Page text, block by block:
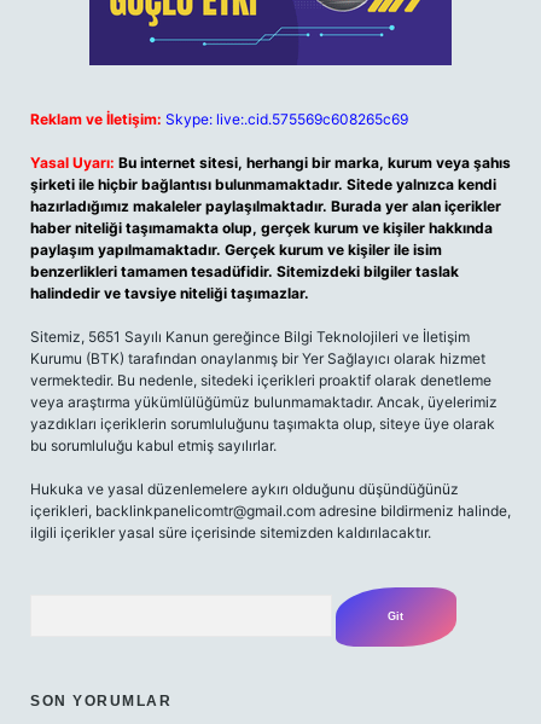
Reklam ve İletişim: Skype: live:.cid.575569c608265c69
Yasal Uyarı: Bu internet sitesi, herhangi bir marka, kurum veya şahıs
şirketi ile hiçbir bağlantısı bulunmamaktadır. Sitede yalnızca kendi
hazırladığımız makaleler paylaşılmaktadır. Burada yer alan içerikler
haber niteliği taşımamakta olup, gerçek kurum ve kişiler hakkında
paylaşım yapılmamaktadır. Gerçek kurum ve kişiler ile isim
benzerlikleri tamamen tesadüfidir. Sitemizdeki bilgiler taslak
halindedir ve tavsiye niteliği taşımazlar.
Sitemiz, 5651 Sayılı Kanun gereğince Bilgi Teknolojileri ve İletişim
Kurumu (BTK) tarafından onaylanmış bir Yer Sağlayıcı olarak hizmet
vermektedir. Bu nedenle, sitedeki içerikleri proaktif olarak denetleme
veya araştırma yükümlülüğümüz bulunmamaktadır. Ancak, üyelerimiz
yazdıkları içeriklerin sorumluluğunu taşımakta olup, siteye üye olarak
bu sorumluluğu kabul etmiş sayılırlar.
Hukuka ve yasal düzenlemelere aykırı olduğunu düşündüğünüz
içerikleri, backlinkpanelicomtr@gmail.com adresine bildirmeniz halinde,
ilgili içerikler yasal süre içerisinde sitemizden kaldırılacaktır.
SON YORUMLAR